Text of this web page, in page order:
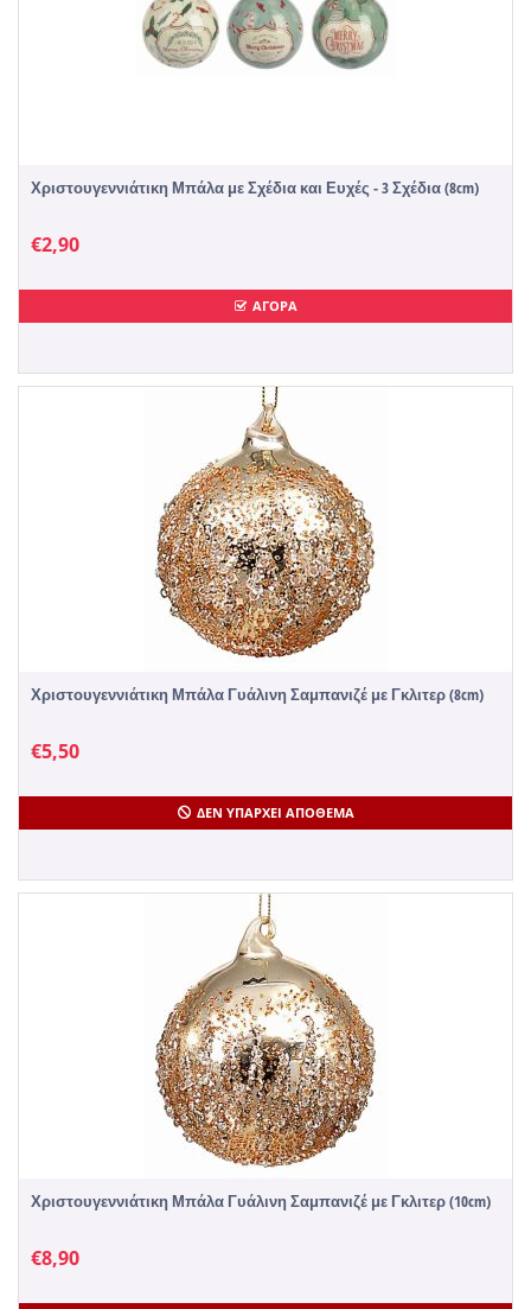
Χριστουγεννιάτικη Μπάλα με Σχέδια και Ευχές - 3 Σχέδια (8cm)
€2,90
ΑΓΟΡΑ
Χριστουγεννιάτικη Μπάλα Γυάλινη Σαμπανιζέ με Γκλιτερ (8cm)
€5,50
ΔΕΝ ΥΠΆΡΧΕΙ ΑΠΌΘΕΜΑ
Χριστουγεννιάτικη Μπάλα Γυάλινη Σαμπανιζέ με Γκλιτερ (10cm)
€8,90